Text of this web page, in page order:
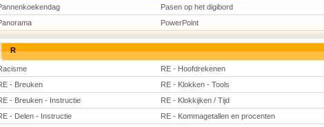
Pasen op het digibord
PowerPoint
R
RE - Hoofdrekenen
- Breuken
RE - Klokken - Tools
- Breuken - Instructie
RE - Klokkijken / Tijd
- Delen - Instructie
RE - Kommagetallen en procenten